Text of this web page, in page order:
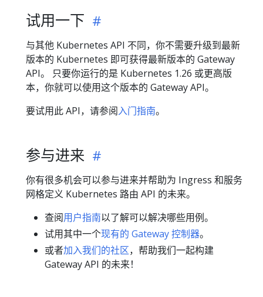
试用一下
与其他 Kubernetes API 不同，你不需要升级到最新
版本的 Kubernetes 即可获得最新版本的 Gateway
API。 只要你运行的是 Kubernetes 1.26 或更高版
本，你就可以使用这个版本的 Gateway API。
要试用此 API，请参阅入门指南。
参与进来
你有很多机会可以参与进来并帮助为 Ingress 和服务
网格定义 Kubernetes 路由 API 的未来。
查阅用户指南以了解可以解决哪些用例。
试用其中一个现有的 Gateway 控制器。
或者加入我们的社区，帮助我们一起构建
Gateway API 的未来！